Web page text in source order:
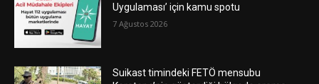
Uygulaması’ için kamu spotu
7 Ağustos 2026
Suikast timindeki FETÖ mensubu